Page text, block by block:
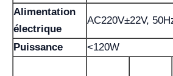
Alimentation
électrique
AC220V±22V,
Puissance <120W